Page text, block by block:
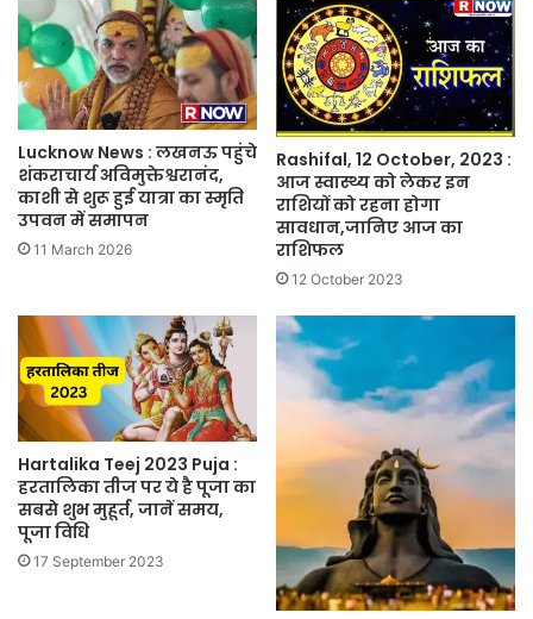
Lucknow News : लखनऊ पहुंचे
शंकराचार्य अविमुक्तेश्वरानंद,
काशी से शुरू हुई यात्रा का स्मृति
उपवन में समापन
11 March 2026
Rashifal, 12 October, 2023 :
आज स्वास्थ्य को लेकर इन
राशियों को रहना होगा
सावधान,जानिए आज का
राशिफल
12 October 2023
Hartalika Teej 2023 Puja :
हरतालिका तीज पर ये है पूजा का
सबसे शुभ मुहूर्त, जानें समय,
पूजा विधि
17 September 2023